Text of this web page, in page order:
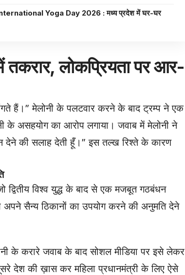
Yoga Day 2026 : मध्य प्रदेश में घर-घर
लोकप्रियता पर आर-
हैं।” मेलोनी के पलटवार करने के बाद ट्रम्प ने एक
के असहयोग का आरोप लगाया। जवाब में मेलोनी ने
देने की सलाह देती हूँ।” इस तल्ख रिश्ते के कारण
विश्व युद्ध के बाद से एक मजबूत गठबंधन
अपने सैन्य ठिकानों का उपयोग करने की अनुमति देने
के करारे जवाब के बाद सोशल मीडिया पर इसे लेकर
देश की ख़ास कर महिला प्रधानमंत्री के लिए ऐसे